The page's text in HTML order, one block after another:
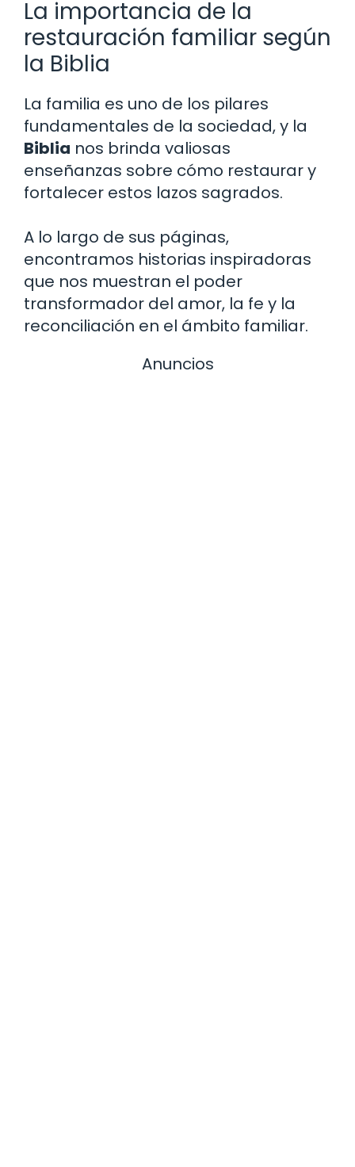
La importancia de la
restauración familiar según
la Biblia
La familia es uno de los pilares
fundamentales de la sociedad, y la
Biblia nos brinda valiosas
enseñanzas sobre cómo restaurar y
fortalecer estos lazos sagrados.
A lo largo de sus páginas,
encontramos historias inspiradoras
que nos muestran el poder
transformador del amor, la fe y la
reconciliación en el ámbito familiar.
Anuncios